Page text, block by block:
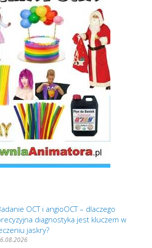
OCT i angioOCT – dlaczego
diagnostyka jest kluczem w
jaskry?